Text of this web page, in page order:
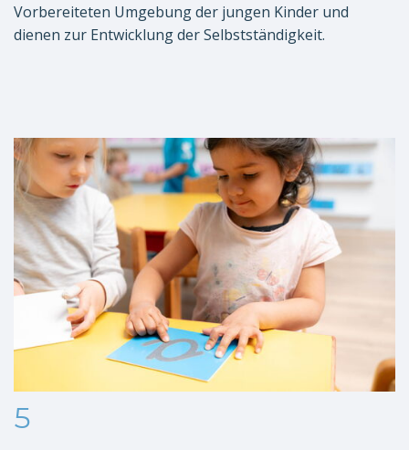
Vorbereiteten Umgebung der jungen Kinder und
dienen zur Entwicklung der Selbstständigkeit.
5